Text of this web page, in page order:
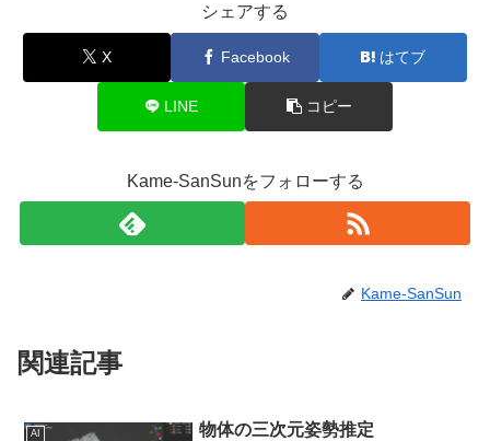
シェアする
X Facebook はてブ
LINE コピー
Kame-SanSunをフォローする
Kame-SanSun
関連記事
AI
物体の三次元姿勢推定